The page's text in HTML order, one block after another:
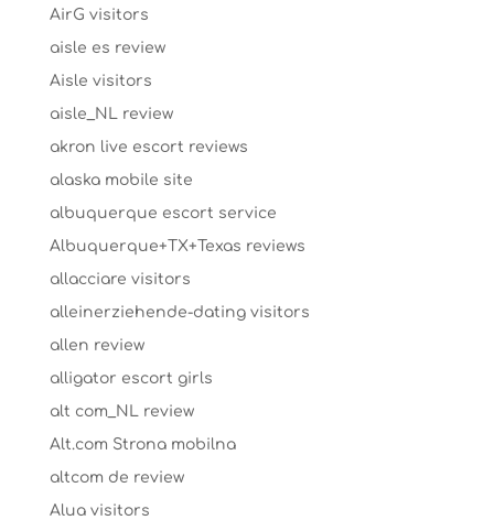
AirG visitors
aisle es review
Aisle visitors
aisle_NL review
akron live escort reviews
alaska mobile site
albuquerque escort service
Albuquerque+TX+Texas reviews
allacciare visitors
alleinerziehende-dating visitors
allen review
alligator escort girls
alt com_NL review
Alt.com Strona mobilna
altcom de review
Alua visitors